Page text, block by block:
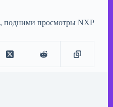
подними просмотры NXP